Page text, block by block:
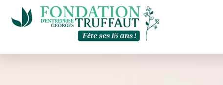
Panneau de gestion des cookies